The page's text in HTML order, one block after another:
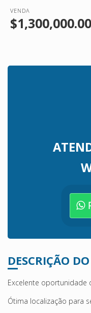
VENDA
$1,300,000.00
DESCRIÇÃO
Excelente oportunidade
Ótima localização para